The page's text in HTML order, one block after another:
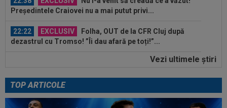
Președintele Craiovei nu a mai putut privi...
22:22 EXCLUSIV
Folha, OUT de la CFR Cluj după
dezastrul cu Tromso! ”Îi dau afară pe toți!”...
De neînțeles! Nicolae Dică nu s-a
23:13
Englezii au văzut CFR Cluj - Tromso 0-5 și s-au
speriat de ce s-a întâmplat!
Vezi ultimele ştiri
TOP ARTICOLE